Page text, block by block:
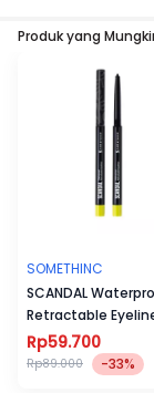
Produk yang
SOMETHINC
SCANDAL
Retractable
Rp59.700
Rp89.000 -33%